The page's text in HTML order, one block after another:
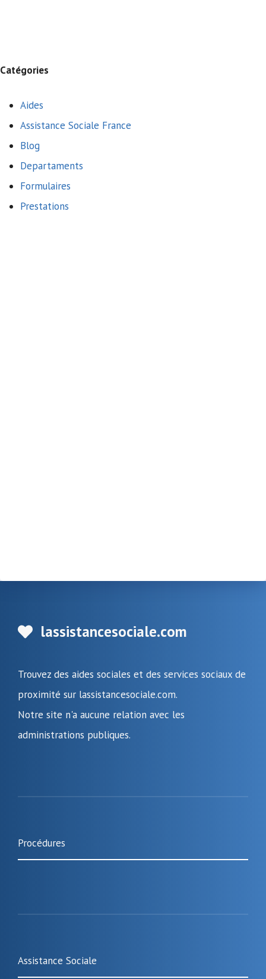
Catégories
Aides
Assistance Sociale France
Blog
Departaments
Formulaires
Prestations
lassistancesociale.com
Trouvez des aides sociales et des services sociaux de
proximité sur lassistancesociale.com.
Notre site n'a aucune relation avec les
administrations publiques.
Procédures
Assistance Sociale